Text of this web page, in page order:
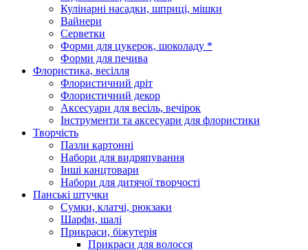
Кулінарні насадки, шприці, мішки
Вайнери
Серветки
Форми для цукерок, шоколаду *
Форми для печива
Флористика, весілля
Флористичний дріт
Флористичний декор
Аксесуари для весіль, вечірок
Інструменти та аксесуари для флористики
Творчість
Пазли картонні
Набори для видряпування
Інші канцтовари
Набори для дитячої творчості
Панські штучки
Сумки, клатчі, рюкзаки
Шарфи, шалі
Прикраси, біжутерія
Прикраси для волосся